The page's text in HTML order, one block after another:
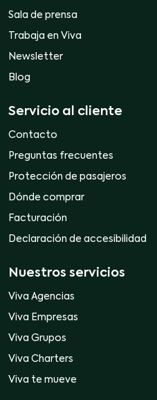
Sala de prensa
Trabaja en Viva
Newsletter
Blog
Servicio al cliente
Contacto
Preguntas frecuentes
Protección de pasajeros
Dónde comprar
Facturación
Declaración de accesibilidad
Nuestros servicios
Viva Agencias
Viva Empresas
Viva Grupos
Viva Charters
Viva te mueve